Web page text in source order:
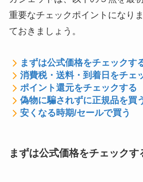
重要なチェックポイントになり
ておきましょう。
まずは公式価格をチェックす
消費税・送料・到着日をチェ
ポイント還元をチェックする
偽物に騙されずに正規品を買
安くなる時期/セールで買う
まずは公式価格をチェックす